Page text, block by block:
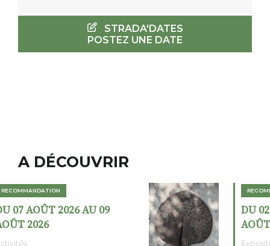
STRADA'DATES
POSTEZ UNE DATE
A DÉCOUVRIR
RECOMMANDATION
DU 02 AOÛT 2026 AU 23
AOÛT 2026
Expositions